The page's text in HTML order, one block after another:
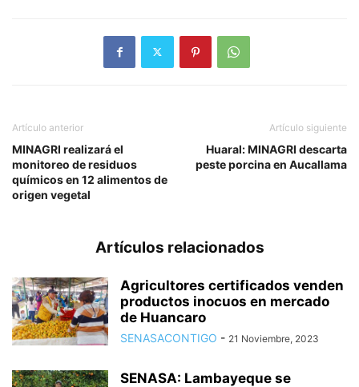
Artículo anterior
MINAGRI realizará el
monitoreo de residuos
químicos en 12 alimentos de
origen vegetal
Artículo siguiente
Huaral: MINAGRI descarta
peste porcina en Aucallama
Artículos relacionados
Agricultores certificados venden
productos inocuos en mercado
de Huancaro
SENASACONTIGO - 21 Noviembre, 2023
SENASA: Lambayeque se